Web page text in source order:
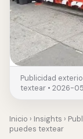
Publicidad
textear • 2026-
Inicio › Insights ›
puedes textear